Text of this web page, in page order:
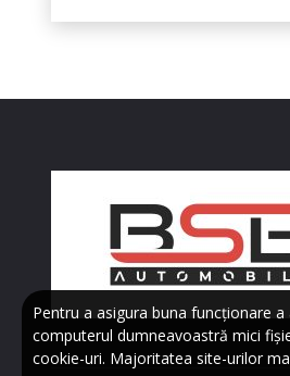
Pentru a asigura buna funcționare
computerul dumneavoastră mici
cookie-uri. Majoritatea site-urilor